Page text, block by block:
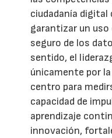
ciudadanía
garantizar un
seguro de los
sentido, el
únicamente por
centro para
capacidad de
aprendizaje
innovación,